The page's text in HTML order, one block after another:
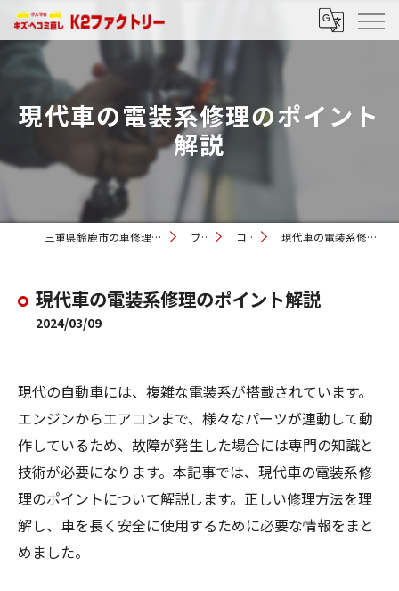
現代車の電装系修理のポイント
解説
三重県鈴鹿市の車修理ならK2ファクトリー ブログ コラム 現代車の電装系修理のポイント解説
現代車の電装系修理のポイント解説
2024/03/09
現代の自動車には、複雑な電装系が搭載されています。
エンジンからエアコンまで、様々なパーツが連動して動
作しているため、故障が発生した場合には専門の知識と
技術が必要になります。本記事では、現代車の電装系修
理のポイントについて解説します。正しい修理方法を理
解し、車を長く安全に使用するために必要な情報をまと
めました。